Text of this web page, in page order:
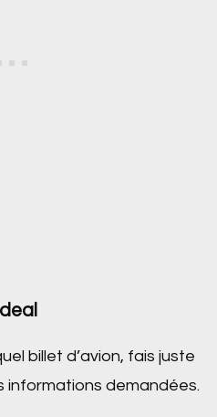
billet d’avion, fais juste
informations demandées.